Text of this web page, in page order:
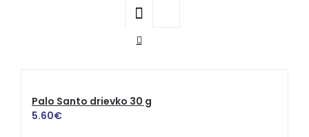
Palo Santo drievko 30 g
5.60€